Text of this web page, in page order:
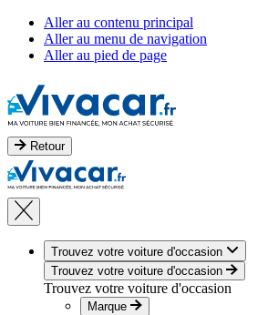
Aller au contenu principal
Aller au menu de navigation
Aller au pied de page
Retour
Trouvez votre voiture d'occasion
Trouvez votre voiture d'occasion
Trouvez votre voiture d'occasion
Marque